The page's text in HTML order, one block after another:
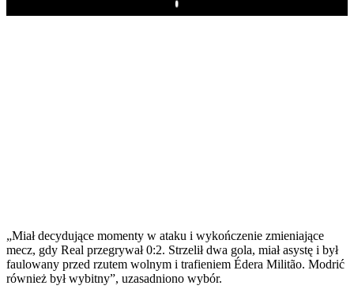
Play
„Miał decydujące momenty w ataku i wykończenie zmieniające
mecz, gdy Real przegrywał 0:2. Strzelił dwa gola, miał asystę i był
faulowany przed rzutem wolnym i trafieniem Édera Militão. Modrić
również był wybitny”, uzasadniono wybór.